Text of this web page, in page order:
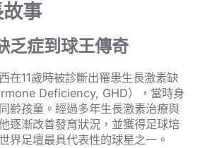
事
乏症到球王傳奇
在11歲時被診斷出罹患生長激素缺
Deficiency, GHD），當時身
齡孩童。經過多年生長激素治療與
逐漸改善發育狀況，並獲得足球培
界足壇最具代表性的球星之一。